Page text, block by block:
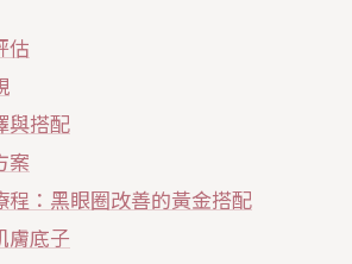
估
與搭配
案
程：黑眼圈改善的黃金搭配
膚底子